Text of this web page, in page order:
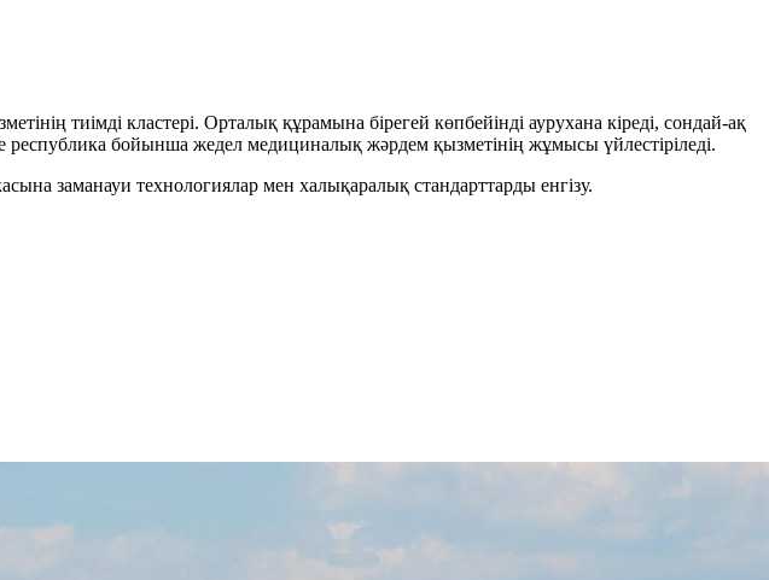
тиімді кластері. Орталық құрамына бірегей көпбейінді аурухана кіреді, сондай-ақ
бойынша жедел медициналық жәрдем қызметінің жұмысы үйлестіріледі.
заманауи технологиялар мен халықаралық стандарттарды енгізу.